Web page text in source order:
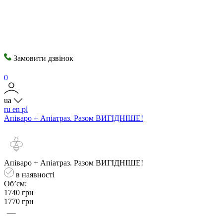
Замовити дзвінок
0
ua
ru en pl
Апіваро + Апіатраз. Разом ВИГІДНІШЕ!
Апіваро + Апіатраз. Разом ВИГІДНІШЕ!
в наявності
Об’єм:
1740 грн
1770 грн